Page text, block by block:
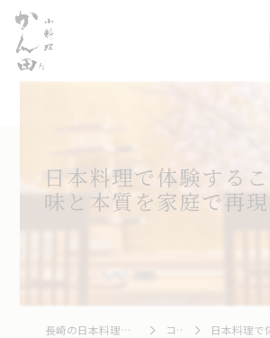
日本料理で体験する
味と本質を家庭で再
長崎の日本料理なら小料理かん田 コラム 日本料理で体験する